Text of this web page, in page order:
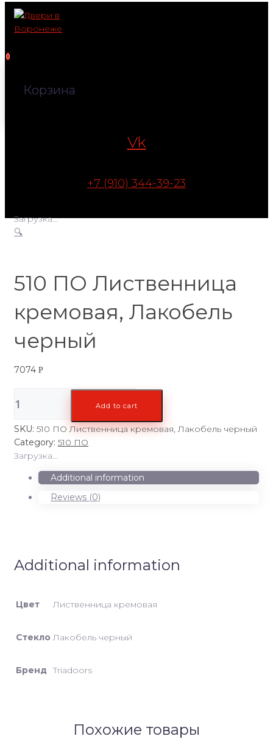
Перейти
контенту
0
Корзина
Vk
+7 (910) 344-39-23
Загрузка...
🔍
510 ПО Лиственница
кремовая, Лакобель
черный
7074 Р
ПО
Лиственница
кремовая,
Лакобель
черный
quantity
Add to cart
SKU: 510 ПО Лиственница кремовая, Лакобель черный
Category: 510 ПО
Загрузка...
Additional information
Reviews (0)
Additional information
Цвет Лиственница кремовая
Стекло Лакобель черный
Бренд Triadoors
Похожие товары